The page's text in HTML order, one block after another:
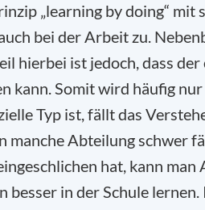
„learning by doing“
bei der Arbeit zu.
hierbei ist jedoch, dass
kann. Somit wird häufig
Typ ist, fällt das
manche Abteilung schwer
hat, kann
besser in der Schule